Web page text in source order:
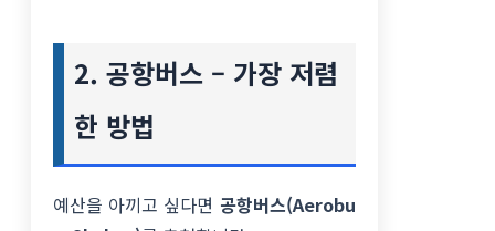
2. 공항버스 – 가장 저렴
한 방법
예산을 아끼고 싶다면 공항버스(Aerobu